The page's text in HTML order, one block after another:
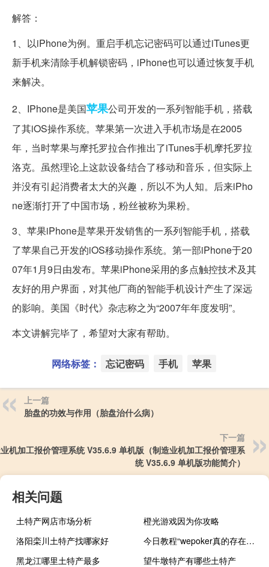
解答：
1、以iPhone为例。重启手机忘记密码可以通过iTunes更
新手机来清除手机解锁密码，iPhone也可以通过恢复手机
来解决。
2、IPhone是美国苹果公司开发的一系列智能手机，搭载
了其iOS操作系统。苹果第一次进入手机市场是在2005
年，当时苹果与摩托罗拉合作推出了iTunes手机摩托罗拉
洛克。虽然理论上这款设备结合了移动和音乐，但实际上
并没有引起消费者太大的兴趣，所以不为人知。后来iPho
ne逐渐打开了中国市场，粉丝被称为果粉。
3、苹果iPhone是苹果开发销售的一系列智能手机，搭载
了苹果自己开发的iOS移动操作系统。第一部iPhone于20
07年1月9日由发布。苹果iPhone采用的多点触控技术及其
友好的用户界面，对其他厂商的智能手机设计产生了深远
的影响。美国《时代》杂志称之为“2007年年度发明”。
本文讲解完毕了，希望对大家有帮助。
网络标签： 忘记密码 手机 苹果
上一篇
胎盘的功效与作用（胎盘治什么病）
下一篇
机加工报价管理系统 V35.6.9 单机版（制造业机加工报价管理系
统 V35.6.9 单机版功能简介）
相关问题
土特产网店市场分析
橙光游戏因为你攻略
洛阳栾川土特产找哪家好
今日教程“wepoker真的存在透视吗”原来真可以开挂
黑龙江哪里土特产最多
望牛墩特产有哪些土特产